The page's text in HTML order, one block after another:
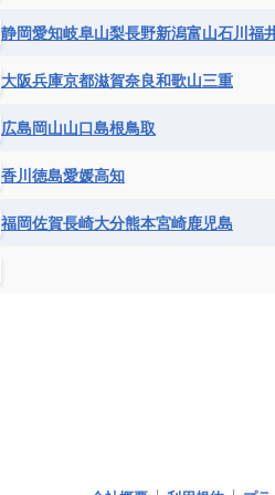
静岡愛知岐阜山梨長野新潟富山石川 福
大阪兵庫京都滋賀奈良和歌山三重
広島岡山山口島根鳥取
香川 徳島愛媛高知
福岡佐賀長崎大分熊本宮崎鹿児島